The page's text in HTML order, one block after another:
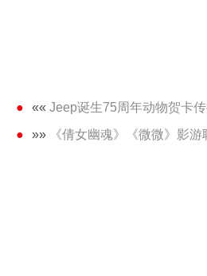
«« Jeep诞生75周年动物贺卡
»»
《倩女幽魂》《微微》影游